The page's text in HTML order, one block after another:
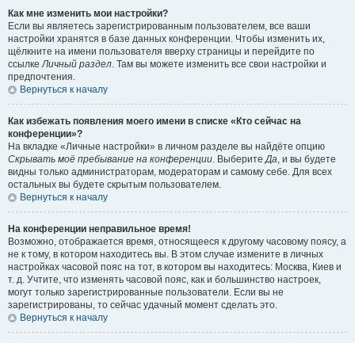
Как мне изменить мои настройки?
Если вы являетесь зарегистрированным пользователем, все ваши
настройки хранятся в базе данных конференции. Чтобы изменить их,
щёлкните на имени пользователя вверху страницы и перейдите по
ссылкеЛичный раздел. Там вы можете изменить все свои настройки и
предпочтения.
Вернуться к началу
Как избежать появления моего имени в списке «Кто сейчас на
конференции»?
На вкладке «Личные настройки» в личном разделе вы найдёте опцию
Скрывать моё пребывание на конференции. ВыберитеДа, и вы будете
видны только администраторам, модераторам и самому себе. Для всех
остальных вы будете скрытым пользователем.
Вернуться к началу
На конференции неправильное время!
Возможно, отображается время, относящееся к другому часовому поясу, а
не к тому, в котором находитесь вы. В этом случае измените в личных
настройках часовой пояс на тот, в котором вы находитесь: Москва, Киев и
т. д. Учтите, что изменять часовой пояс, как и большинство настроек,
могут только зарегистрированные пользователи. Если вы не
зарегистрированы, то сейчас удачный момент сделать это.
Вернуться к началу